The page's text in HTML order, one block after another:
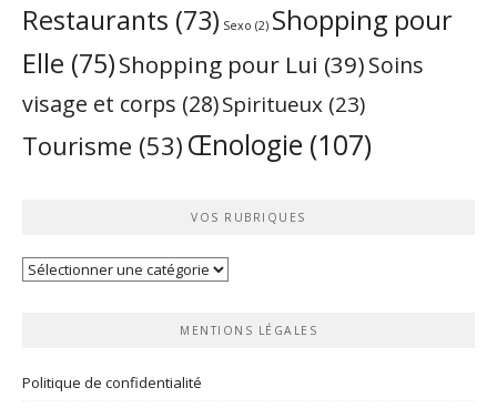
Restaurants (73) Sexo (2) Shopping pour
Elle (75)Shopping pour Lui (39)Soins
visage et corps (28)Spiritueux (23)
Tourisme (53) Œnologie (107)
VOS RUBRIQUES
Vos
MENTIONS LÉGALES
Politique de confidentialité